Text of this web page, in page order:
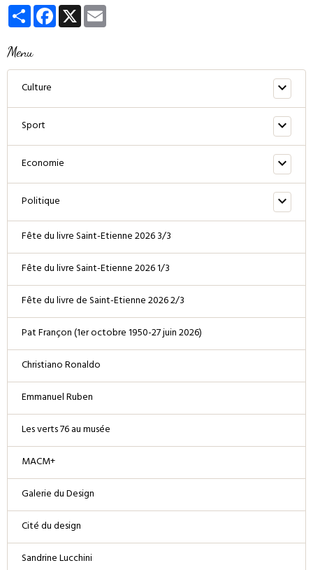
PartagerFacebook
X
Menu
Culture
Sport
Economie
Politique
Fête du livre Saint-Etienne 2026 3/3
Fête du livre Saint-Etienne 2026 1/3
Fête du livre de Saint-Etienne 2026 2/3
Pat Françon (1er octobre 1950-27 juin 2026)
Christiano Ronaldo
Emmanuel Ruben
Les verts 76 au musée
MACM+
Galerie du Design
Cité du design
Sandrine Lucchini